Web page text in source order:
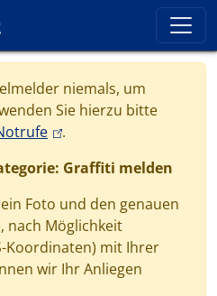
niemals, um
Sie hierzu bitte
(link is external)
.
Graffiti melden
Foto und den genauen
nach Möglichkeit
Koordinaten) mit Ihrer
wir Ihr Anliegen